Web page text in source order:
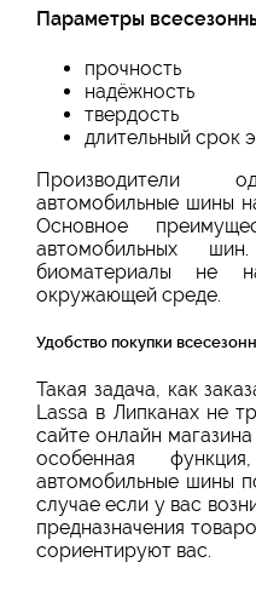
Параметры
прочность
надёжность
твердость
длительный срок
Производители
автомобильные шины
Основное
автомобильных
биоматериалы не
окружающей среде.
Удобство покупки
Такая задача, как
Lassa в Липканах не
сайте онлайн
особенная
автомобильные шины
случае если у вас
предназначения
сориентируют вас.